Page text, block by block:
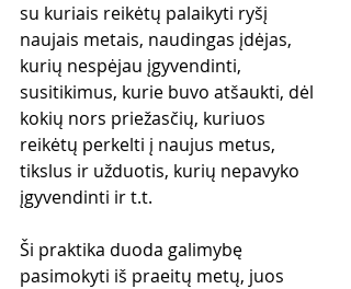
su kuriais reikėtų palaikyti ryšį
naujais metais, naudingas įdėjas,
kurių nespėjau įgyvendinti,
susitikimus, kurie buvo atšaukti, dėl
kokių nors priežasčių, kuriuos
reikėtų perkelti į naujus metus,
tikslus ir užduotis, kurių nepavyko
įgyvendinti ir t.t.
Ši praktika duoda galimybę
pasimokyti iš praeitų metų, juos